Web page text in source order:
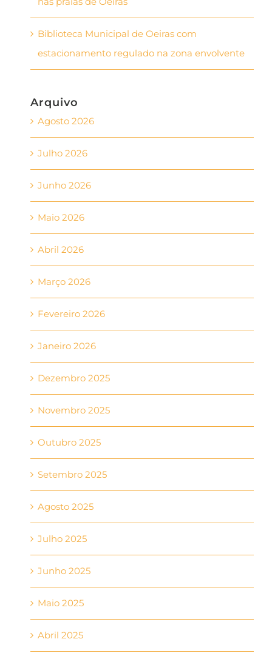
Biblioteca Municipal de Oeiras com
estacionamento regulado na zona envolvente
Arquivo
Agosto 2026
Julho 2026
Junho 2026
Maio 2026
Abril 2026
Março 2026
Fevereiro 2026
Janeiro 2026
Dezembro 2025
Novembro 2025
Outubro 2025
Setembro 2025
Agosto 2025
Julho 2025
Junho 2025
Maio 2025
Abril 2025